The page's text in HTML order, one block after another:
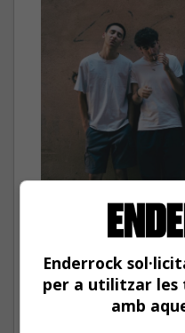
Mark Boske:
etiquetar-me de
Parlem amb el músic de
Enderrock
per a utilitzar les
amb